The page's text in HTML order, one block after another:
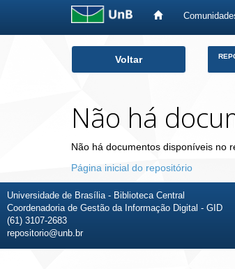
Voltar
Não há
Não há documentos disponíveis no
Página inicial do repositório
Universidade de Brasília - Biblioteca Central
Coordenadoria de Gestão da Informação Digital - GID
(61) 3107-2683
repositorio@unb.br